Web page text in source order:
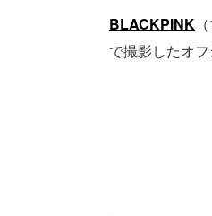
BLACKPINK
で撮影したオ